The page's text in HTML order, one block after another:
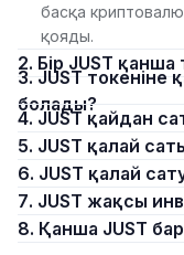
басқа
қояды.
2. Бір JUST
3. JUST токеніне қалай инвестиция жасауға
болады?
4. JUST қайдан
5. JUST қалай
6. JUST қалай
7. JUST жақсы
8. Қанша JUST